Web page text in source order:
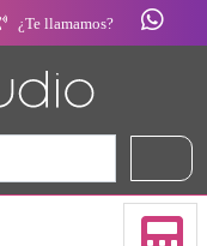
¿Te llamamos?